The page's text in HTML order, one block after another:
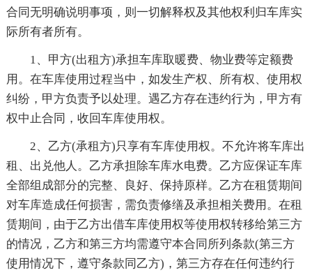
合同无明确说明事项，则一切解释权及其他权利归车库实
际所有者所有。
1、甲方(出租方)承担车库取暖费、物业费等定额费
用。在车库使用过程当中，如发生产权、所有权、使用权
纠纷，甲方负责予以处理。遇乙方存在违约行为，甲方有
权中止合同，收回车库使用权。
2、乙方(承租方)只享有车库使用权。不允许将车库出
租、出兑他人。乙方承担除车库水电费。乙方应保证车库
全部组成部分的完整、良好、保持原样。乙方在租赁期间
对车库造成任何损害，需负责修缮及承担相关费用。在租
赁期间，由于乙方出借车库使用权等使用权转移给第三方
的情况，乙方和第三方均需遵守本合同所列条款(第三方
使用情况下，遵守条款同乙方)，第三方存在任何违约行